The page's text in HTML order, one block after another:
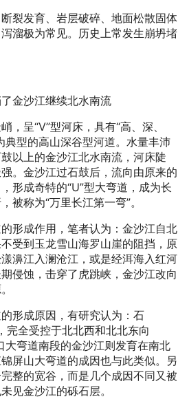
裂发育、岩层破碎、地面松散固体
溜极为常见。历史上常发生崩坍堵
金沙江继续北水南流
，呈“V”型河床，具有“高、深、
典型的高山深谷型河道。水量丰沛
以上的金沙江北水南流，河床陡
。金沙江过石鼓后，流向由原来的
形成奇特的“U”型大弯道，成为长
被称为“万里长江第一弯”。
形成作用，笔者认为：金沙江自北
受到玉龙雪山海罗山崖的阻挡，原
濞江入澜沧江，或是经洱海入红河
侵蚀，击穿了虎跳峡，金沙江改向
形成原因，有研究认为：石
完全受控于北北西和北北东向
大弯道南段的金沙江则发育在南北
屏山大弯道的成因也与此类似。另
整的宽谷，而是几个成因不同又被
见金沙江的砾石层。